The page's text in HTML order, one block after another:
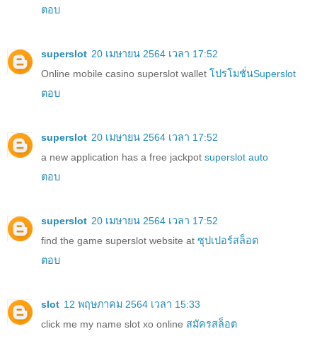
ตอบ
superslot 20 เมษายน 2564 เวลา 17:52
Online mobile casino superslot wallet โปรโมชั่นSuperslot
ตอบ
superslot 20 เมษายน 2564 เวลา 17:52
a new application has a free jackpot superslot auto
ตอบ
superslot 20 เมษายน 2564 เวลา 17:52
find the game superslot website at ซุปเปอร์สล็อต
ตอบ
slot 12 พฤษภาคม 2564 เวลา 15:33
click me my name slot xo online สมัครสล็อต